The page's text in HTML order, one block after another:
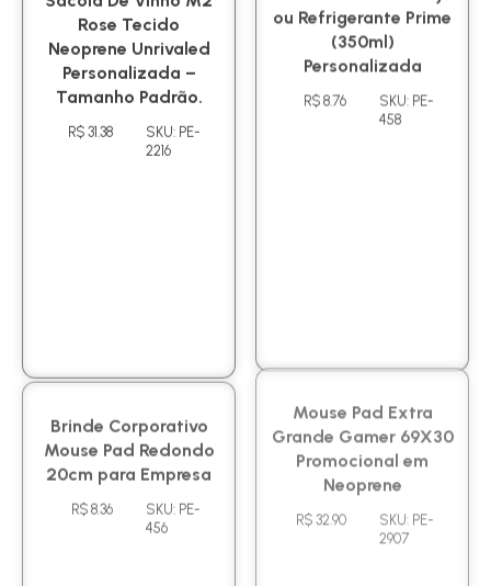
Sacola De Vinho M2
Rose Tecido
Neoprene Unrivaled
Personalizada –
Tamanho Padrão.
R$ 31.38
SKU: PE-
Porta Lata de Cerveja
ou Refrigerante Prime
(350ml)
SKU: PE-
Brinde Corporativo
Mouse Pad Redondo
20cm para Empresa
SKU: PE-
Mouse Pad Extra
Grande Gamer 69X30
Promocional em
Neoprene